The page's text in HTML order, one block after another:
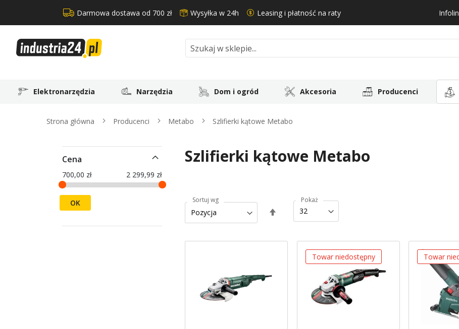
Darmowa dostawa od 700 zł Wysyłka w 24h Leasing i płatność na raty
Search
Elektronarzędzia Narzędzia Dom i ogród Akcesoria Producenci
Strona główna Producenci Metabo Szlifierki kątowe Metabo
Szlifierki kątowe Metabo
Sortuj wg
kierunek
Pokaż
Towar niedostępny Towar
Cena
700,00 zł 2 299,99 zł
OK